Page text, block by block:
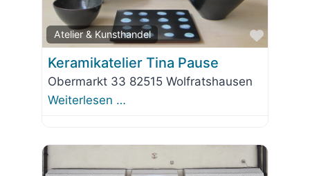
Atelier & Kunsthandel
Favorit
Keramikatelier Tina Pause
Obermarkt 33 82515 Wolfratshausen
Weiterlesen …